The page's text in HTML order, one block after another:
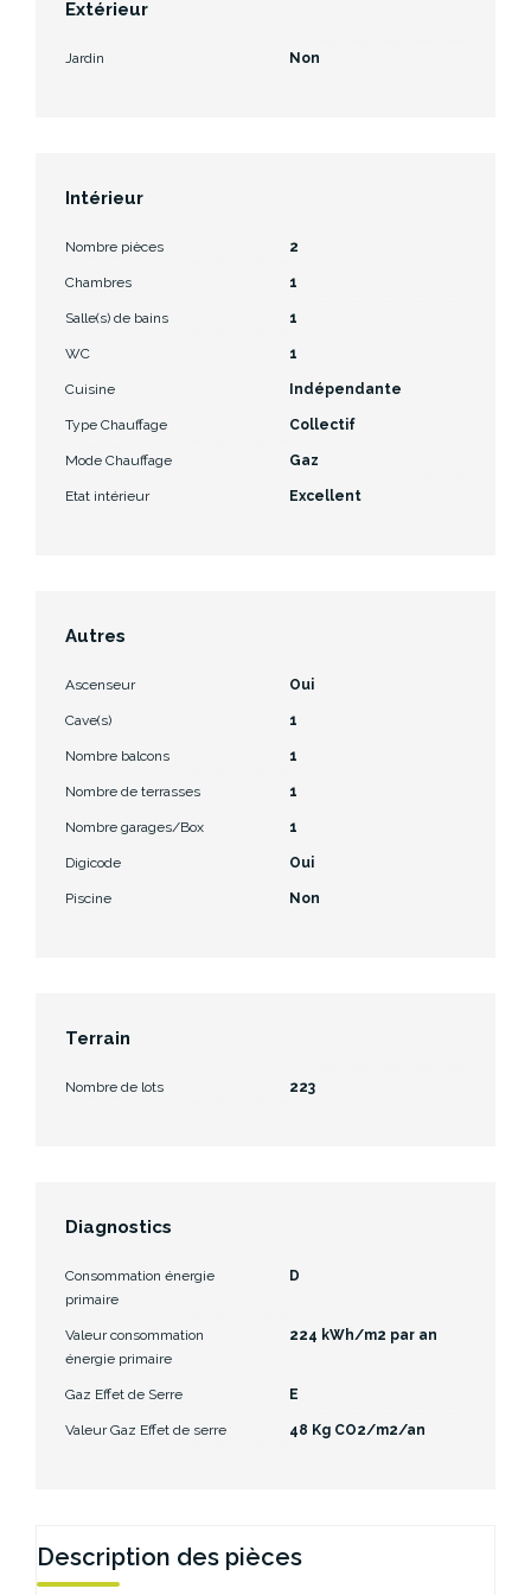
Extérieur
Jardin Non
Intérieur
Nombre pièces 2
Chambres 1
Salle(s) de bains 1
WC 1
Cuisine Indépendante
Type Chauffage Collectif
Mode Chauffage Gaz
Etat intérieur Excellent
Autres
Ascenseur Oui
Cave(s) 1
Nombre balcons 1
Nombre de terrasses 1
Nombre garages/Box 1
Digicode Oui
Piscine Non
Terrain
Nombre de lots 223
Diagnostics
Consommation énergie
primaire
D
Valeur consommation
énergie primaire
224 kWh/m2 par an
Gaz Effet de Serre E
Valeur Gaz Effet de serre 48 Kg CO2/m2/an
Description des pièces